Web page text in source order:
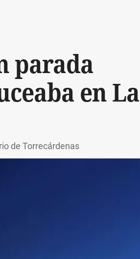
parada
en La
de Torrecárdenas